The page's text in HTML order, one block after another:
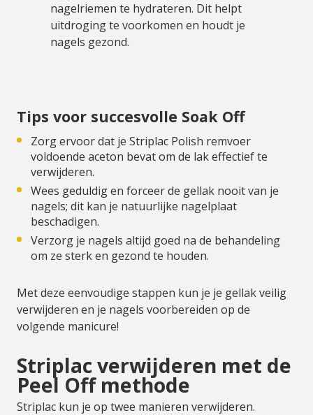
nagelriemen te hydrateren. Dit helpt
uitdroging te voorkomen en houdt je
nagels gezond.
Tips voor succesvolle Soak Off
Zorg ervoor dat je Striplac Polish remvoer
voldoende aceton bevat om de lak effectief te
verwijderen.
Wees geduldig en forceer de gellak nooit van je
nagels; dit kan je natuurlijke nagelplaat
beschadigen.
Verzorg je nagels altijd goed na de behandeling
om ze sterk en gezond te houden.
Met deze eenvoudige stappen kun je je gellak veilig
verwijderen en je nagels voorbereiden op de
volgende manicure!
Striplac verwijderen met de
Peel Off methode
Striplac kun je op twee manieren verwijderen.